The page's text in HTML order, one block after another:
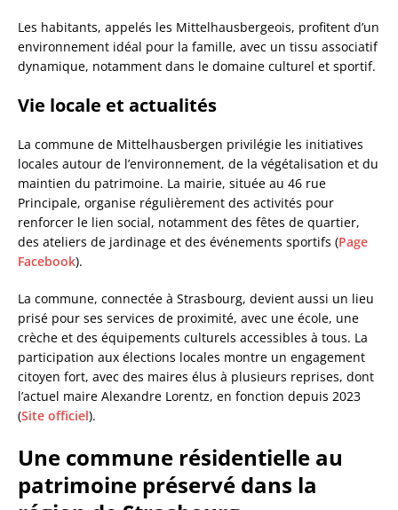
Les habitants, appelés les Mittelhausbergeois, profitent d’un
environnement idéal pour la famille, avec un tissu associatif
dynamique, notamment dans le domaine culturel et sportif.
Vie locale et actualités
La commune de Mittelhausbergen privilégie les initiatives
locales autour de l’environnement, de la végétalisation et du
maintien du patrimoine. La mairie, située au 46 rue
Principale, organise régulièrement des activités pour
renforcer le lien social, notamment des fêtes de quartier,
des ateliers de jardinage et des événements sportifs (Page
Facebook).
La commune, connectée à Strasbourg, devient aussi un lieu
prisé pour ses services de proximité, avec une école, une
crèche et des équipements culturels accessibles à tous. La
participation aux élections locales montre un engagement
citoyen fort, avec des maires élus à plusieurs reprises, dont
l’actuel maire Alexandre Lorentz, en fonction depuis 2023
(Site officiel).
Une commune résidentielle au
patrimoine préservé dans la